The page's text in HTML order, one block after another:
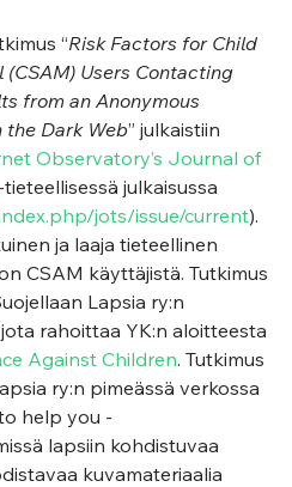
“Risk Factors for Child
Users Contacting
from an Anonymous
the Dark Web” julkaistiin
Observatory’s Journal of
-tieteellisessä julkaisussa
jots/issue/current).
ja laaja tieteellinen
CSAM käyttäjistä. Tutkimus
Lapsia ry:n
rahoittaa YK:n aloitteesta
Against Children. Tutkimus
ry:n pimeässä verkossa
help you -
lapsiin kohdistuvaa
kuvamateriaalia